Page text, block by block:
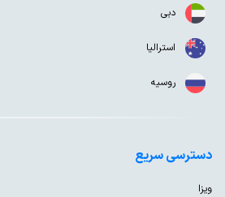
دبی
استرالیا
روسیه
دسترسی سریع
ویزا